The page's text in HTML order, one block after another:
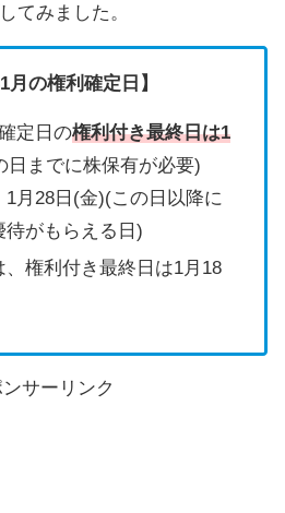
てみました。
月の権利確定日】
定日の権利付き最終日は1
日までに株保有が必要)
1月28日(金)(この日以降に
がもらえる日)
権利付き最終日は1月18
サーリンク